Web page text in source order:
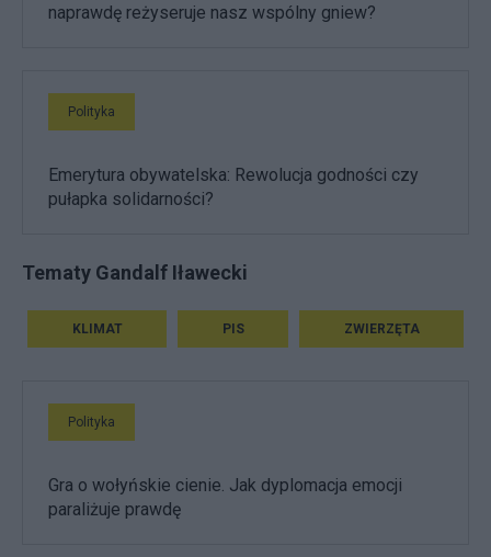
naprawdę reżyseruje nasz wspólny gniew?
Polityka
Emerytura obywatelska: Rewolucja godności czy
pułapka solidarności?
Tematy Gandalf Iławecki
KLIMAT PIS ZWIERZĘTA
Polityka
Gra o wołyńskie cienie. Jak dyplomacja emocji
paraliżuje prawdę